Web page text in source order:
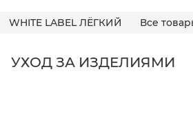
WHITE LABEL ЛЁГКИЙ Все
УХОД ЗА ИЗДЕЛИЯМИ